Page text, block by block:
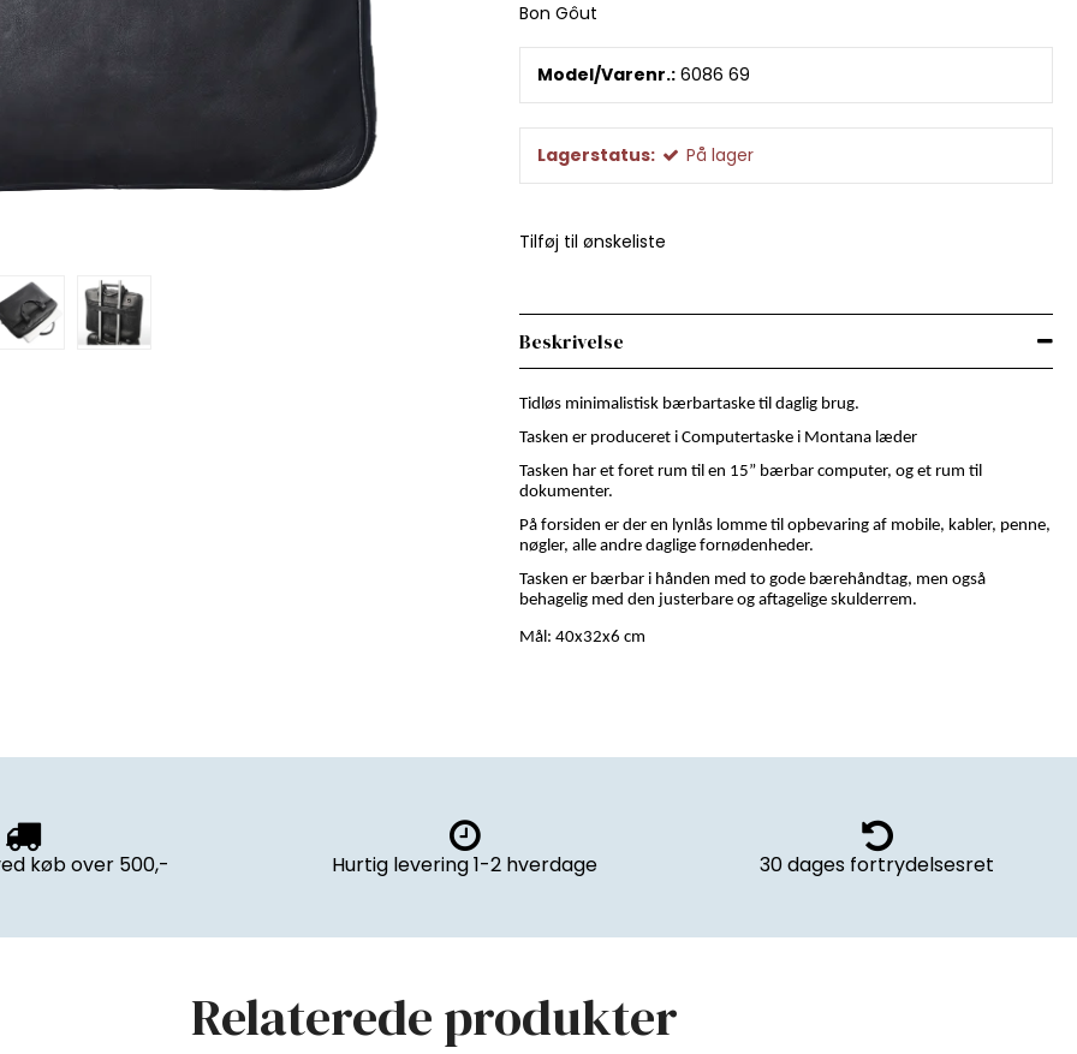
Bon Gôut
Model/Varenr.: 6086 69
Lagerstatus: På lager
Tilføj til ønskeliste
Beskrivelse
Tidløs minimalistisk bærbartaske til daglig brug.
Tasken er produceret i Computertaske i Montana læder
Tasken har et foret rum til en 15” bærbar computer, og et rum til
dokumenter.
På forsiden er der en lynlås lomme til opbevaring af mobile, kabler, penne,
nøgler, alle andre daglige fornødenheder.
Tasken er bærbar i hånden med to gode bærehåndtag, men også
behagelig med den justerbare og aftagelige skulderrem.
Mål: 40x32x6 cm
køb over 500,- Hurtig levering 1-2 hverdage 30 dages fortrydelsesret
Relaterede produkter